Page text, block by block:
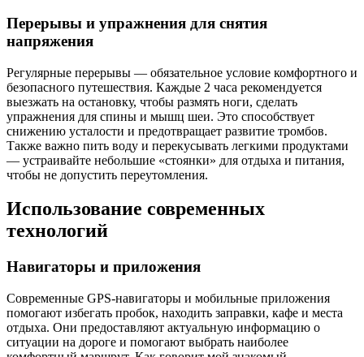
Перерывы и упражнения для снятия
напряжения
Регулярные перерывы — обязательное условие комфортного и
безопасного путешествия. Каждые 2 часа рекомендуется
выезжать на остановку, чтобы размять ноги, сделать
упражнения для спины и мышц шеи. Это способствует
снижению усталости и предотвращает развитие тромбов.
Также важно пить воду и перекусывать легкими продуктами
— устраивайте небольшие «стоянки» для отдыха и питания,
чтобы не допустить переутомления.
Использование современных
технологий
Навигаторы и приложения
Современные GPS-навигаторы и мобильные приложения
помогают избегать пробок, находить заправки, кафе и места
отдыха. Они предоставляют актуальную информацию о
ситуации на дороге и помогают выбрать наиболее